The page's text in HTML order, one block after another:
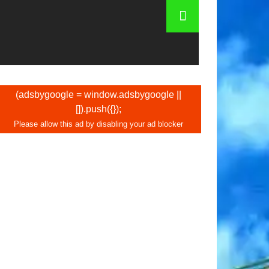
- fotos, que ver
(adsbygoogle = window.adsbygoogle ||
[]).push({});